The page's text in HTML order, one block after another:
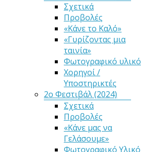
Σχετικά
Προβολές
«Κάνε το Καλό»
«Γυρίζοντας μια
ταινία»
Φωτογραφικό υλικό
Χορηγοί /
Υποστηρικτές
2ο Φεστιβάλ (2024)
Σχετικά
Προβολές
«Κάνε μας να
Γελάσουμε»
Φωτογραφικό Υλικό